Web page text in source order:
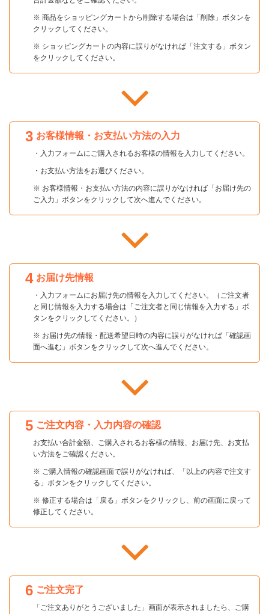
※ 商品をショッピングカートから削除する場合は「削除」ボタンを
クリックしてください。
※ ショッピングカートの内容に誤りがなければ「注文する」ボタン
をクリックしてください。
3 お客様情報・お支払い方法の入力
・入力フォームにご購入されるお客様の情報を入力してください。
・お支払い方法をお選びください。
※ お客様情報・お支払い方法の内容に誤りがなければ「お届け先の
ご入力」ボタンをクリックして次へ進んでください。
4 お届け先情報
・入力フォームにお届け先の情報を入力してください。（ご注文者
と同じ情報を入力する場合は「ご注文者と同じ情報を入力する」ボ
タンをクリックしてください。）
※ お届け先の情報・配送希望日時の内容に誤りがなければ「確認画
面へ進む」ボタンをクリックして次へ進んでください。
5 ご注文内容・入力内容の確認
お支払い合計金額、ご購入されるお客様の情報、お届け先、お支払
い方法をご確認ください。
※ ご購入情報の確認画面で誤りがなければ、「以上の内容で注文す
る」ボタンをクリックしてください。
※ 修正する場合は「戻る」ボタンをクリックし、前の画面に戻って
修正してください。
6 ご注文完了
「ご注文ありがとうございました」画面が表示されましたら、ご購